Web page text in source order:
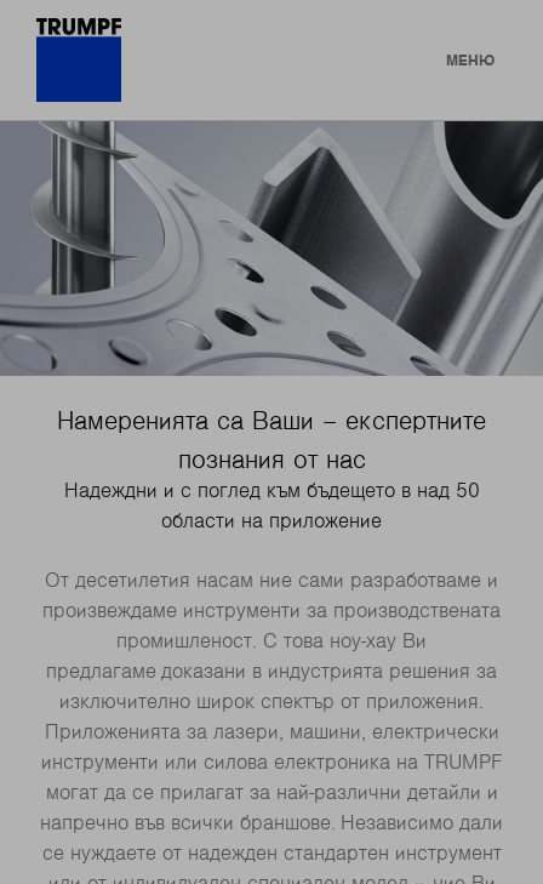
МЕНЮ
Намеренията са Ваши – експертните
познания от нас
Надеждни и с поглед към бъдещето в над 50
области на приложение
От десетилетия насам ние сами разработваме и
произвеждаме инструменти за производствената
промишленост. С това ноу-хау Ви
предлагаме доказани в индустрията решения за
изключително широк спектър от приложения.
Приложенията за лазери, машини, електрически
инструменти или силова електроника на TRUMPF
могат да се прилагат за най-различни детайли и
напречно във всички браншове. Независимо дали
се нуждаете от надежден стандартен инструмент